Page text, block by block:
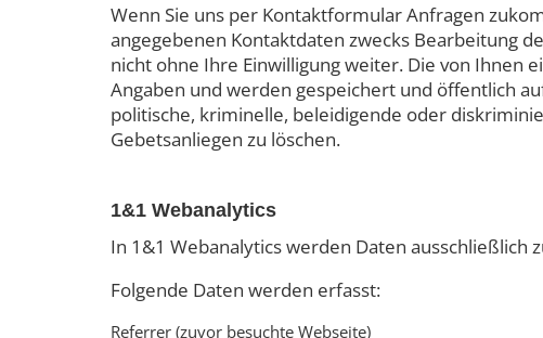
Wenn Sie uns per Kontaktformular Anfragen
angegebenen Kontaktdaten zwecks Bearbeitung
nicht ohne Ihre Einwilligung weiter. Die von Ihnen
Angaben und werden gespeichert und öffentlich
politische, kriminelle, beleidigende oder
Gebetsanliegen zu löschen.
1&1 Webanalytics
In 1&1 Webanalytics werden Daten
Folgende Daten werden erfasst:
Referrer (zuvor besuchte Webseite)